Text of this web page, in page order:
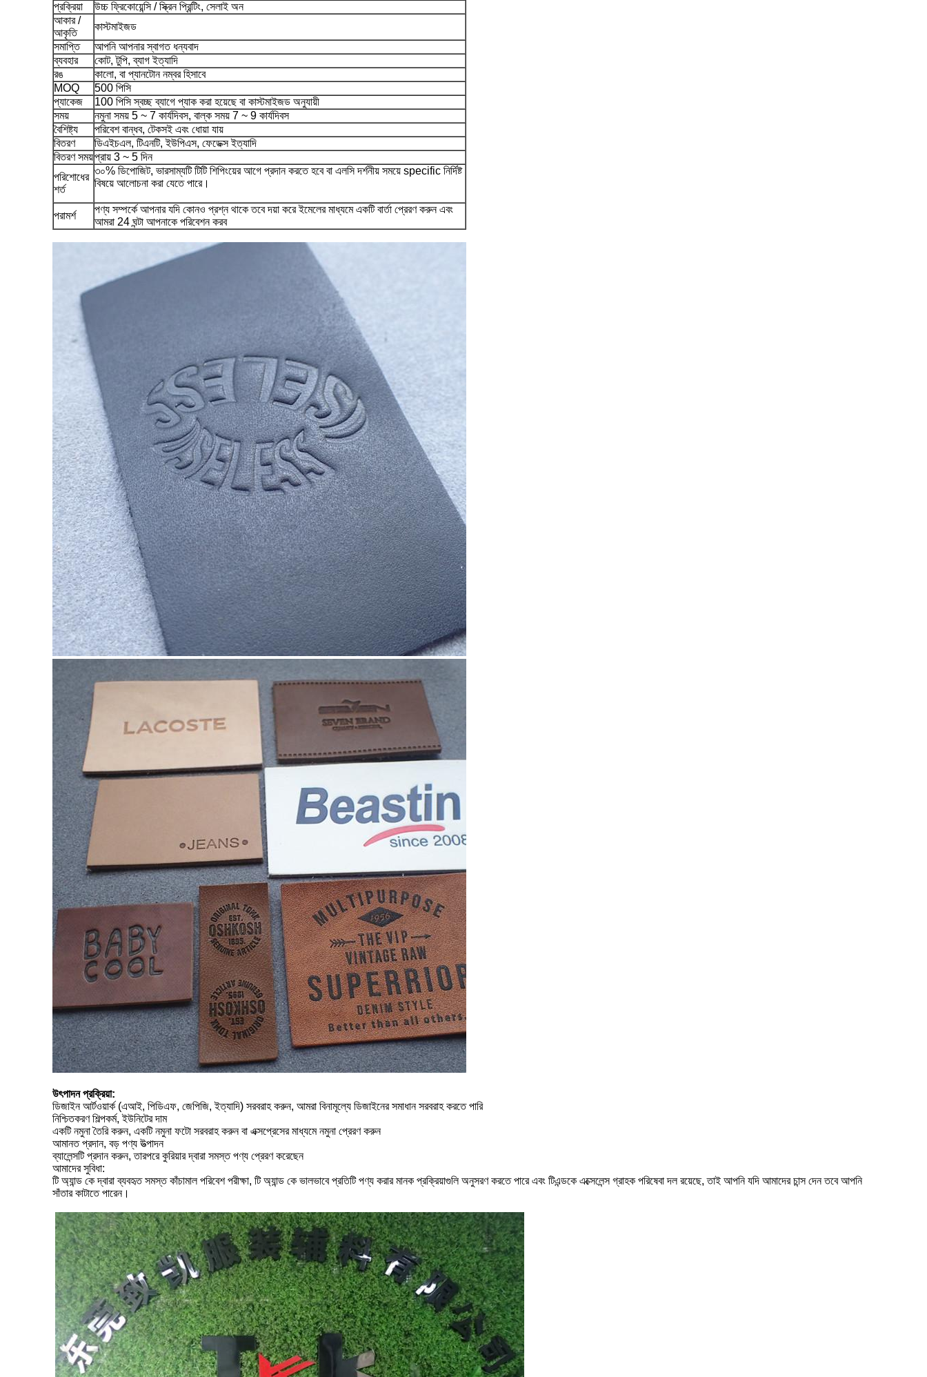
প্রক্রিয়া
উচ্চ ফ্রিকোয়েন্সি / স্ক্রিন প্রিন্টিং, সেলাই অন
আকার /
আকৃতি
কাস্টমাইজড
সমাপ্তি
আপনি আপনার স্বাগত ধন্যবাদ
ব্যবহার
কোট, টুপি, ব্যাগ ইত্যাদি
রঙ
কালো, বা প্যানটোন নম্বর হিসাবে
MOQ
500 পিসি
প্যাকেজ
100 পিসি স্বচ্ছ ব্যাগে প্যাক করা হয়েছে বা কাস্টমাইজড অনুযায়ী
সময়
নমুনা সময় 5 ~ 7 কার্যদিবস, বাল্ক সময় 7 ~ 9 কার্যদিবস
বৈশিষ্ট্য
পরিবেশ বান্ধব, টেকসই এবং ধোয়া যায়
বিতরণ
ডিএইচএল, টিএনটি, ইউপিএস, ফেডেক্স ইত্যাদি
বিতরণ সময়প্রায় 3 ~ 5 দিন
পরিশোধের
শর্ত
৩০% ডিপোজিট, ভারসাম্যটি টিটি শিপিংয়ের আগে প্রদান করতে হবে বা এলসি দর্শনীয় সময়ে specific নির্দিষ্ট
বিষয়ে আলোচনা করা যেতে পারে।
পরামর্শ
পণ্য সম্পর্কে আপনার যদি কোনও প্রশ্ন থাকে তবে দয়া করে ইমেলের মাধ্যমে একটি বার্তা প্রেরণ করুন এবং
আমরা 24 ঘন্টা আপনাকে পরিবেশন করব
উৎপাদন প্রক্রিয়া:
ডিজাইন আর্টওয়ার্ক (এআই, পিডিএফ, জেপিজি, ইত্যাদি) সরবরাহ করুন, আমরা বিনামূল্যে ডিজাইনের সমাধান সরবরাহ করতে পারি
নিশ্চিতকরণ শিল্পকর্ম, ইউনিটের দাম
একটি নমুনা তৈরি করুন, একটি নমুনা ফটো সরবরাহ করুন বা এক্সপ্রেসের মাধ্যমে নমুনা প্রেরণ করুন
আমানত প্রদান, বড় পণ্য উত্পাদন
ব্যালেন্সটি প্রদান করুন, তারপরে কুরিয়ার দ্বারা সমস্ত পণ্য প্রেরণ করেছেন
আমাদের সুবিধা:
টি অ্যান্ড কে দ্বারা ব্যবহৃত সমস্ত কাঁচামাল পরিবেশ পরীক্ষা, টি অ্যান্ড কে ভালভাবে প্রতিটি পণ্য করার মানক প্রক্রিয়াগুলি অনুসরণ করতে পারে এবং টিএন্ডকে এক্সেলেন্স গ্রাহক পরিষেবা দল রয়েছে, তাই আপনি যদি আমাদের চান্স দেন তবে আপনি
সাঁতার কাটাতে পারেন।